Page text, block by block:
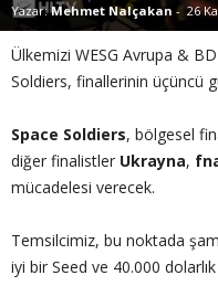
Yazar: Mehmet Nalçakan - 26
Ülkemizi WESG Avrupa &
Soldiers, finallerinin üçüncü
Space Soldiers, bölgesel
diğer finalistler Ukrayna,
mücadelesi verecek.
Temsilcimiz, bu noktada
iyi bir Seed ve 40.000